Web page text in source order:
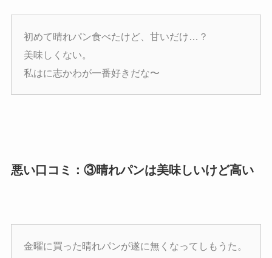
初めて晴れパン食べたけど、甘いだけ…？
美味しくない。
私はに志かわが一番好きだな〜
悪い口コミ：③晴れパンは美味しいけど高い
金曜に買った晴れパンが遂に無くなってしもうた。